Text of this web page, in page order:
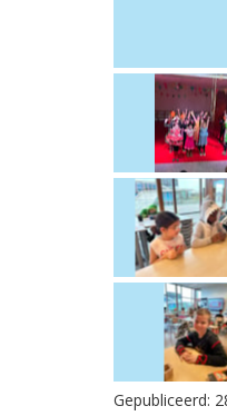
Gepubliceerd: